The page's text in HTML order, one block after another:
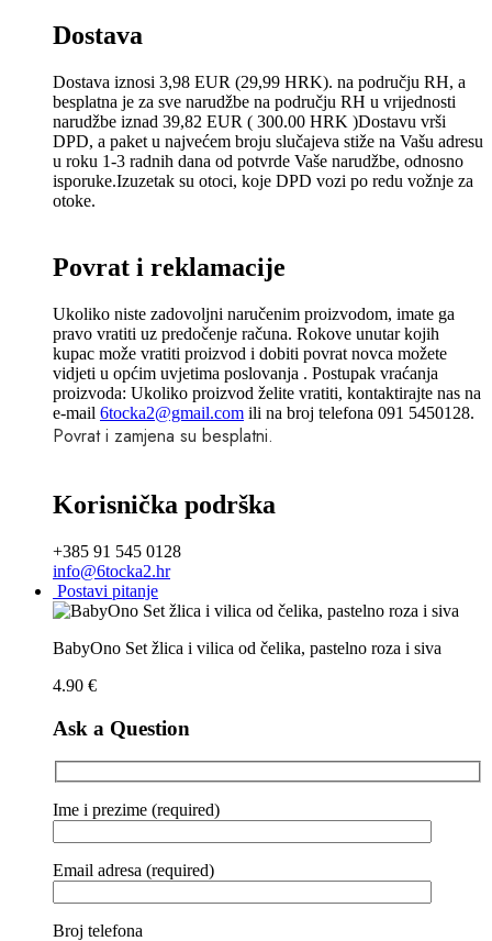
Dostava
Dostava iznosi 3,98 EUR (29,99 HRK). na području RH, a
besplatna je za sve narudžbe na području RH u vrijednosti
narudžbe iznad 39,82 EUR ( 300.00 HRK )Dostavu vrši
DPD, a paket u najvećem broju slučajeva stiže na Vašu adresu
u roku 1-3 radnih dana od potvrde Vaše narudžbe, odnosno
isporuke.Izuzetak su otoci, koje DPD vozi po redu vožnje za
otoke.
Povrat i reklamacije
Ukoliko niste zadovoljni naručenim proizvodom, imate ga
pravo vratiti uz predočenje računa. Rokove unutar kojih
kupac može vratiti proizvod i dobiti povrat novca možete
vidjeti u općim uvjetima poslovanja . Postupak vraćanja
proizvoda: Ukoliko proizvod želite vratiti, kontaktirajte nas na
e-mail 6tocka2@gmail.com ili na broj telefona 091 5450128.
Povrat i zamjena su besplatni.
Korisnička podrška
+385 91 545 0128
info@6tocka2.hr
Postavi pitanje
BabyOno Set žlica i vilica od čelika, pastelno roza i siva
4.90 €
Ask a Question
Ime i prezime (required)
Email adresa (required)
Broj telefona